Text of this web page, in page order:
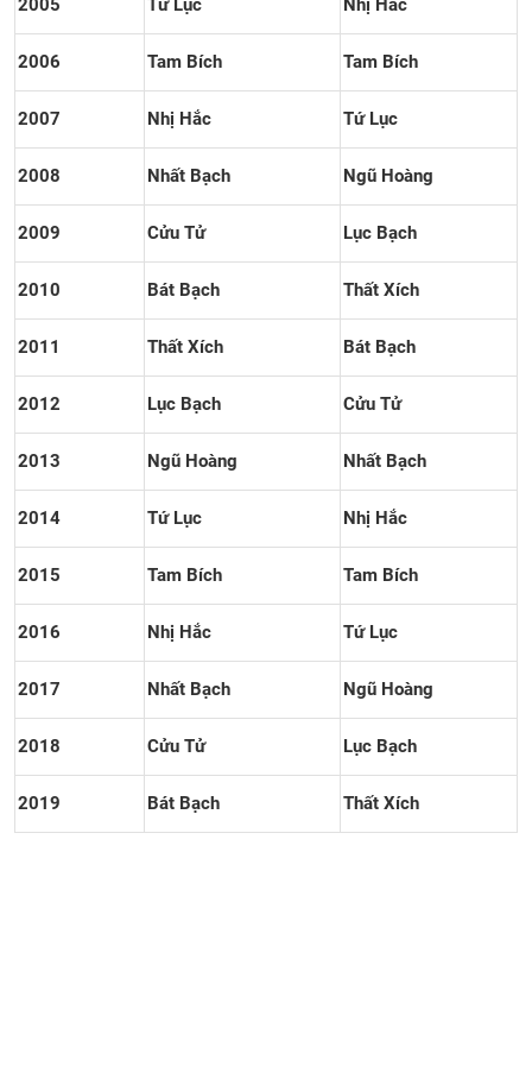
2005 Tứ Lục Nhị Hắc
2006 Tam Bích Tam Bích
2007 Nhị Hắc Tứ Lục
2008 Nhất Bạch Ngũ Hoàng
2009 Cửu Tử Lục Bạch
2010 Bát Bạch Thất Xích
2011 Thất Xích Bát Bạch
2012 Lục Bạch Cửu Tử
2013 Ngũ Hoàng Nhất Bạch
2014 Tứ Lục Nhị Hắc
2015 Tam Bích Tam Bích
2016 Nhị Hắc Tứ Lục
2017 Nhất Bạch Ngũ Hoàng
2018 Cửu Tử Lục Bạch
2019 Bát Bạch Thất Xích